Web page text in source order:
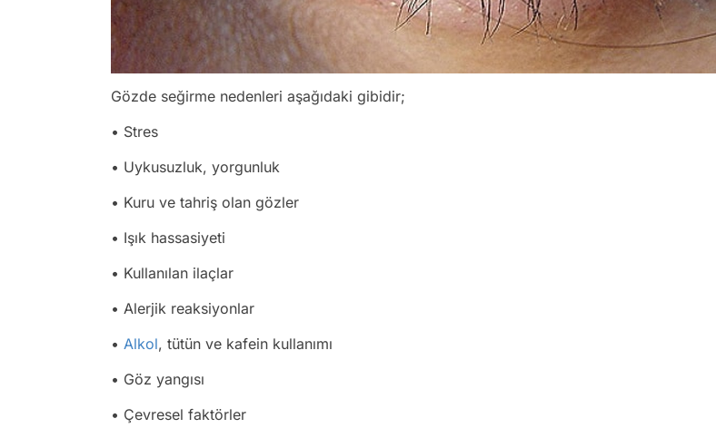
Gözde seğirme nedenleri aşağıdaki gibidir;
• Stres
• Uykusuzluk, yorgunluk
• Kuru ve tahriş olan gözler
• Işık hassasiyeti
• Kullanılan ilaçlar
• Alerjik reaksiyonlar
• Alkol, tütün ve kafein kullanımı
• Göz yangısı
• Çevresel faktörler